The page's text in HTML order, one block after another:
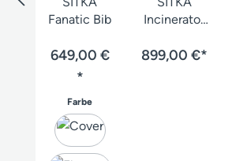
Fanatic Bib
649,00 €
*
Farbeauswählen
Incinerator
Hose
899,00 €*